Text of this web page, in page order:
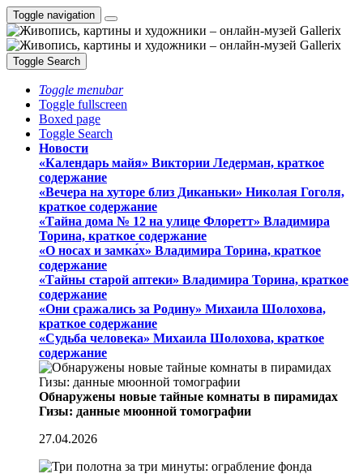
Toggle navigation
Toggle Search
Toggle menubar
Toggle fullscreen
Boxed page
Toggle Search
Новости
«Календарь майя» Виктории Ледерман, краткое
содержание
«Вечера на хуторе близ Диканьки» Николая Гоголя,
краткое содержание
«Тайна дома № 12 на улице Флоретт» Владимира
Торина, краткое содержание
«О носах и замка́х» Владимира Торина, краткое
содержание
«Тайны старой аптеки» Владимира Торина, краткое
содержание
«Они сражались за Родину» Михаила Шолохова,
краткое содержание
«Судьба человека» Михаила Шолохова, краткое
содержание
Обнаружены новые тайные комнаты в пирамидах
Гизы: данные мюонной томографии
27.04.2026